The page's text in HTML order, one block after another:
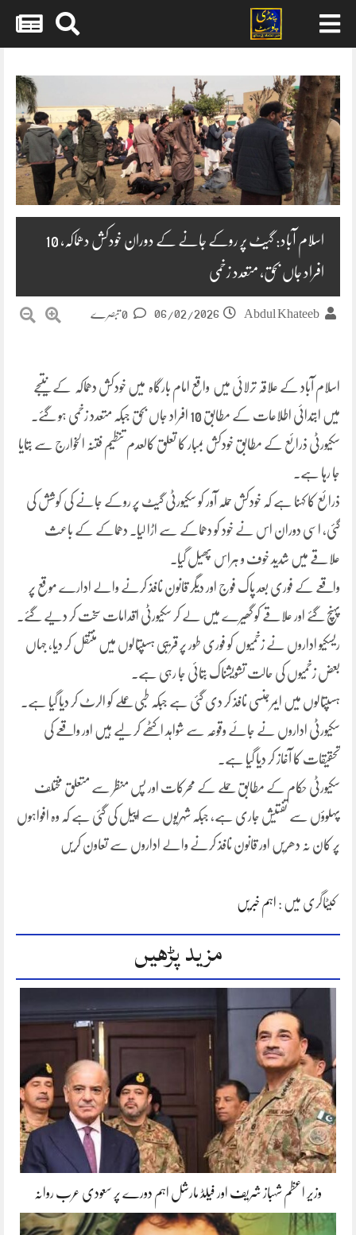
content
اسلام آباد: گیٹ پر روکے جانے کے دوران خودکش دھماکہ، 10
افراد جاں بحق، متعدد زخمی
Abdul Khateeb
06/02/2026
اسلام آباد کے علاقہ ترلائی میں واقع امام بارگاہ میں خودکش دھماکہ کے نتیجے
میں ابتدائی اطلاعات کے مطابق 10 افراد جاں بحق جبکہ متعدد زخمی ہو گئے۔
سکیورٹی ذرائع کے مطابق خودکش بمبار کا تعلق کالعدم تنظیم فتنہ الخوارج سے بتایا
جا رہا ہے۔
ذرائع کا کہنا ہے کہ خودکش حملہ آور کو سکیورٹی گیٹ پر روکے جانے کی کوشش کی
گئی، اسی دوران اس نے خود کو دھماکے سے اڑا لیا۔ دھماکے کے باعث
علاقے میں شدید خوف و ہراس پھیل گیا۔
واقعے کے فوری بعد پاک فوج اور دیگر قانون نافذ کرنے والے ادارے موقع پر
پہنچ گئے اور علاقے کو گھیرے میں لے کر سکیورٹی اقدامات سخت کر دیے گئے۔
ریسکیو اداروں نے زخمیوں کو فوری طور پر قریبی ہسپتالوں میں منتقل کر دیا، جہاں
بعض زخمیوں کی حالت تشویشناک بتائی جا رہی ہے۔
ہسپتالوں میں ایمرجنسی نافذ کر دی گئی ہے جبکہ طبی عملے کو الرٹ کر دیا گیا ہے۔
سکیورٹی اداروں نے جائے وقوعہ سے شواہد اکٹھے کر لیے ہیں اور واقعے کی
تحقیقات کا آغاز کر دیا گیا ہے۔
سکیورٹی حکام کے مطابق حملے کے محرکات اور پس منظر سے متعلق مختلف
پہلوؤں سے تفتیش جاری ہے، جبکہ شہریوں سے اپیل کی گئی ہے کہ وہ افواہوں
پر کان نہ دھریں اور قانون نافذ کرنے والے اداروں سے تعاون کریں
کیٹاگری میں : اہم خبریں
مزید پڑھیں
وزیر اعظم شہباز شریف اور فیلڈ مارشل اہم دورے پر سعودی عرب روانہ